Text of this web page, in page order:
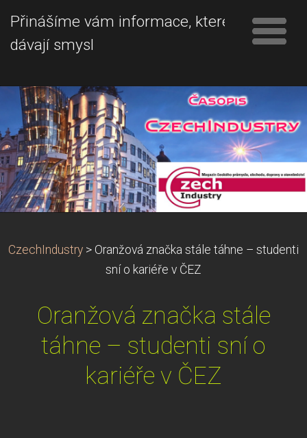
Přinášíme vám informace, které
dávají smysl
CzechIndustry > Oranžová značka stále táhne – studenti
sní o kariéře v ČEZ
Oranžová značka stále
táhne – studenti sní o
kariéře v ČEZ